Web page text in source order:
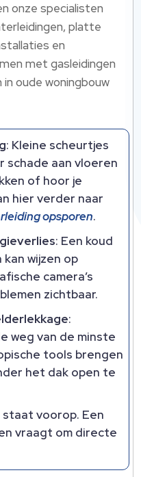
onze specialisten
platte
en
met gasleidingen
oude woningbouw
: Kleine scheurtjes
schade aan vloeren
of hoor je
hier verder naar
opsporen.
: Een koud
wijzen op
camera’s
zichtbaar.
:
weg van de minste
tools brengen
het dak open te
staat voorop. Een
vraagt om directe